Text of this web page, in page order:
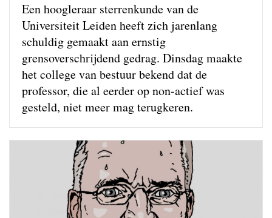
Een hoogleraar sterrenkunde van de
Universiteit Leiden heeft zich jarenlang
schuldig gemaakt aan ernstig
grensoverschrijdend gedrag. Dinsdag maakte
het college van bestuur bekend dat de
professor, die al eerder op non-actief was
gesteld, niet meer mag terugkeren.